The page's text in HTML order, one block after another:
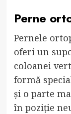
Perne
Pernele
oferi un
coloanei
formă
și o parte
în poziție